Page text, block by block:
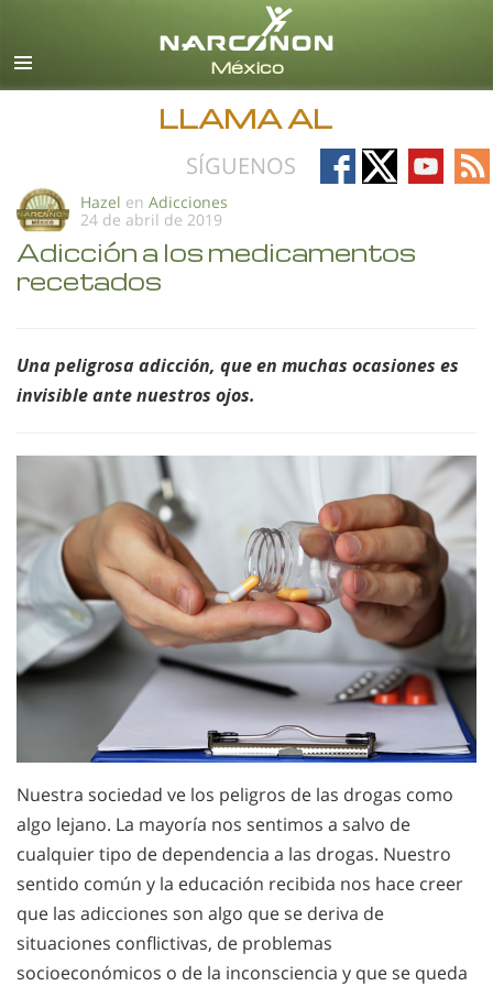
Español
Todas las Regiones/Idiomas
LLAMA AL
SÍGUENOS
Follow
on
Follow
on
Follow
on
on
Hazel en Adicciones
24 de abril de 2019
Adicción a los medicamentos
recetados
Una peligrosa adicción, que en muchas ocasiones es
invisible ante nuestros ojos.
Nuestra sociedad ve los peligros de las drogas como
algo lejano. La mayoría nos sentimos a salvo de
cualquier tipo de dependencia a las drogas. Nuestro
sentido común y la educación recibida nos hace creer
que las adicciones son algo que se deriva de
situaciones conflictivas, de problemas
socioeconómicos o de la inconsciencia y que se queda